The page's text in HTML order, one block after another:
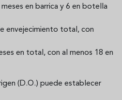
en barrica y 6 en botella
envejecimiento total, con
en total, con al menos 18 en
(D.O.) puede establecer